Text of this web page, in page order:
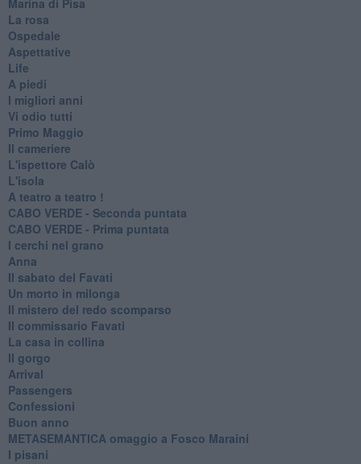
La rosa
Ospedale
Aspettative
Life
A piedi
I migliori anni
Vi odio tutti
Primo Maggio
Il cameriere
L'ispettore Calò
L'isola
A teatro a teatro !
CABO VERDE - Seconda puntata
CABO VERDE - Prima puntata
I cerchi nel grano
Anna
Il sabato del Favati
Un morto in milonga
Il mistero del redo scomparso
Il commissario Favati
La casa in collina
Il gorgo
Arrival
Passengers
Confessioni
Buon anno
METASEMANTICA omaggio a Fosco Maraini
I pisani